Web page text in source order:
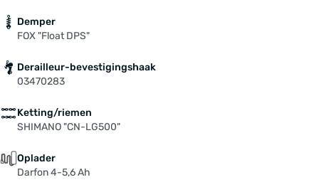
Demper
FOX "Float DPS"
Derailleur-bevestigingshaak
03470283
Ketting/riemen
SHIMANO "CN-LG500"
Oplader
Darfon 4-5,6 Ah